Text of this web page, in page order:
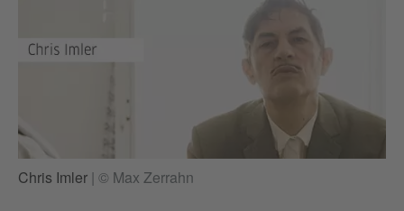
Chris Imler | © Max Zerrahn